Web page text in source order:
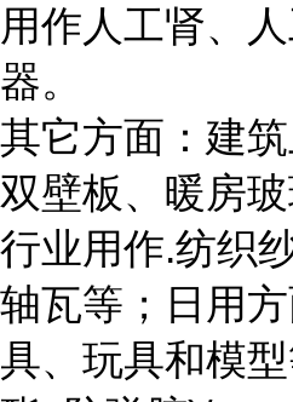
用作人工肾、
器。
其它方面：建
双壁板、暖房
行业用作.纺织
轴瓦等；日用
具、玩具和模